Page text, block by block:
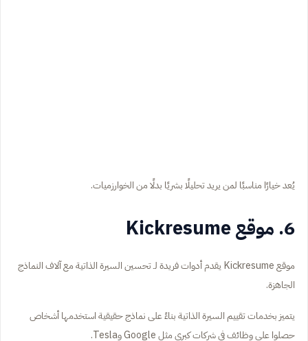
يُعد خيارًا مناسبًا لمن يريد تحليلًا بشريًا بدلًا من الخوارزميات.
6. موقع Kickresume
موقع Kickresume يقدم أدوات فريدة لـ تحسين السيرة الذاتية مع آلاف النماذج
الجاهزة.
يتميز بخدمات تقييم السيرة الذاتية بناءً على نماذج حقيقية استخدمها أشخاص
حصلوا على وظائف في شركات كبرى مثل Google وTesla.